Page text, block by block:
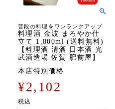
普段の料理をワンランクアップ
料理酒 金波 まろやか仕
立て 1,800ml (送料無料)
【料理酒 清酒 日本酒 光
武酒造場 佐賀 肥前屋】
本店特別価格
¥2,102
税込